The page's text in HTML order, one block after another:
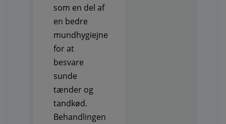
som en del af
en bedre
mundhygiejne
for at
besvare
sunde
tænder og
tandkød.
Behandlingen